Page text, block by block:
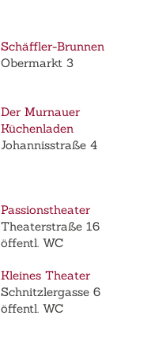
Schäffler-Brunnen
Obermarkt 3
Der Murnauer
Küchenladen
Johannisstraße 4
Passionstheater
Theaterstraße 16
öffentl. WC
Kleines Theater
Schnitzlergasse 6
öffentl. WC